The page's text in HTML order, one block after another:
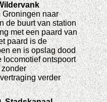
Groningen naar
de buurt van station
met een paard van
paard is de
en is opslag dood
locomotief ontspoort
verder